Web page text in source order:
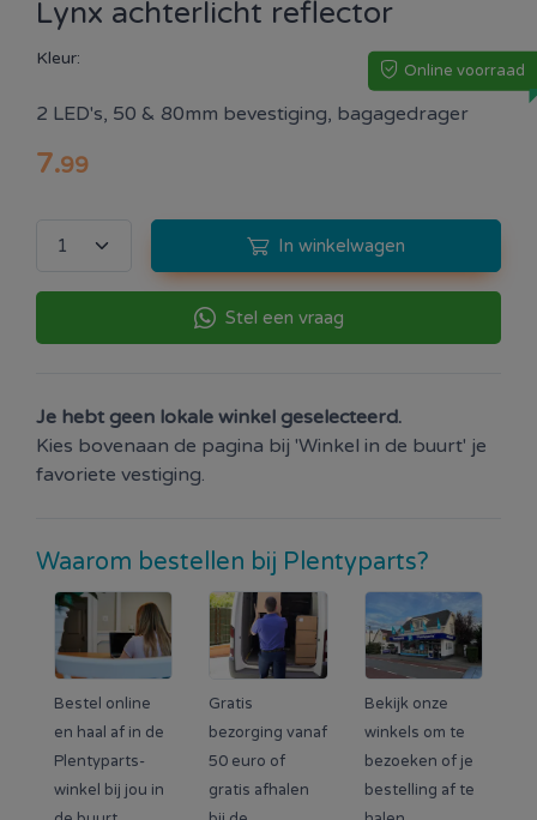
Lynx achterlicht reflector
Kleur:
Online voorraad
2 LED's, 50 & 80mm bevestiging, bagagedrager
7.99
In winkelwagen
Stel een vraag
Je hebt geen lokale winkel geselecteerd.
Kies bovenaan de pagina bij 'Winkel in de buurt' je
favoriete vestiging.
Waarom bestellen bij Plentyparts?
Bestel online
en haal af in de
Plentyparts-
winkel bij jou in
Gratis
bezorging vanaf
50 euro of
gratis afhalen
Bekijk onze
winkels om te
bezoeken of je
bestelling af te